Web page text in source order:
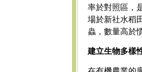
率於對照區，
場於新社水稻
蟲，數量高於
建立生物多樣